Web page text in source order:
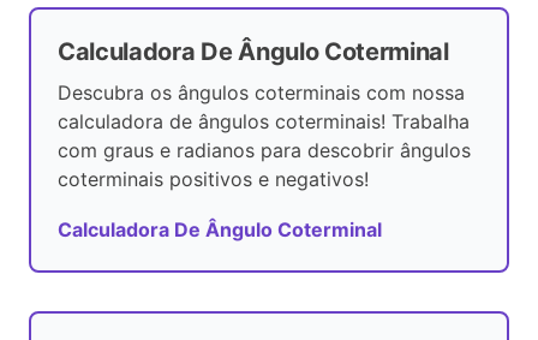
Calculadora De Ângulo Coterminal
Descubra os ângulos coterminais com nossa
calculadora de ângulos coterminais! Trabalha
com graus e radianos para descobrir ângulos
coterminais positivos e negativos!
Calculadora De Ângulo Coterminal